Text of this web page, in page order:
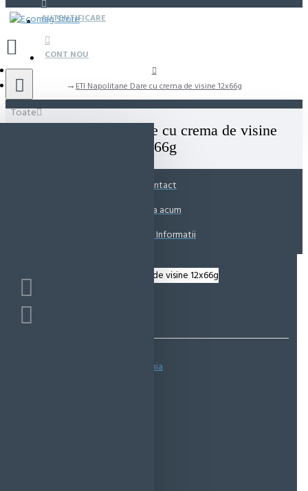
AUTENTIFICARE
CONT NOU
Toate
ETI Napolitane Dare cu crema de visine 12x66g
ETI Napolitane Dare cu crema de visine
12x66g
Contact
Suna acum
Solicita Informatii
Spune-ţi opinia